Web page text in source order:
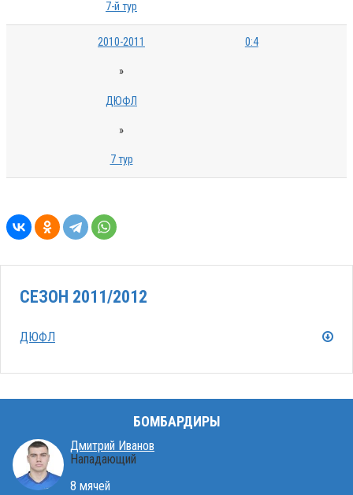
7-й тур
2010-2011
»
ДЮФЛ
»
7 тур
0:4
СЕЗОН 2011/2012
ДЮФЛ
БОМБАРДИРЫ
Дмитрий Иванов
Нападающий
8 мячей